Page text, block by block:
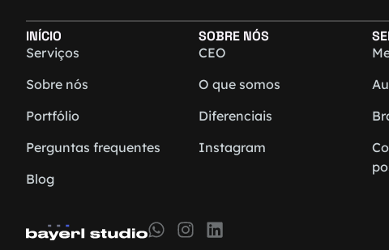
INÍCIO
Serviços
Sobre nós
Portfólio
Perguntas frequentes
Blog
SOBRE NÓS
CEO
O que somos
Diferenciais
Instagram